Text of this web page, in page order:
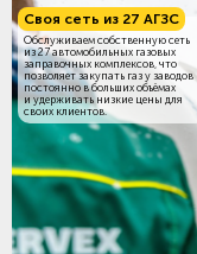
Своя сеть из 27 АГЗС
Обслуживаем собственную сеть
из 27 автомобильных газовых
заправочных комплексов, что
позволяет закупать газ у заводов
постоянно в больших объёмах
и удерживать низкие цены для
своих клиентов.